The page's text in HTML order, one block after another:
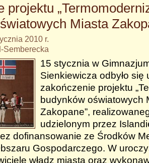
projektu
Miasta
2010 r.
Semberecka
15 stycznia w
Sienkiewicza odbyło się
zakończenie projektu
budynków oświatowych
Zakopane”,
udzielonym przez
dofinansowanie ze Środków
Gospodarczego. W
władz miasta oraz